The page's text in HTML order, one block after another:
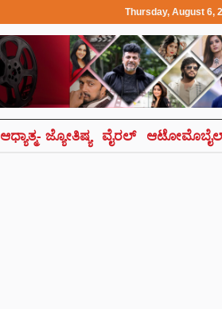
Thursday, August 6,
ಆಧ್ಯಾತ್ಮ- ಜ್ಯೋತಿಷ್ಯ ವೈರಲ್